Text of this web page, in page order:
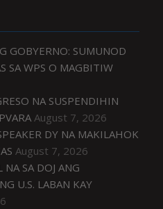
GOBYERNO: SUMUNOD
SA WPS O MAGBITIW
NA SUSPENDIHIN
August 7, 2026
DY NA MAKILAHOK
August 7, 2026
NA SA DOJ ANG
U.S. LABAN KAY